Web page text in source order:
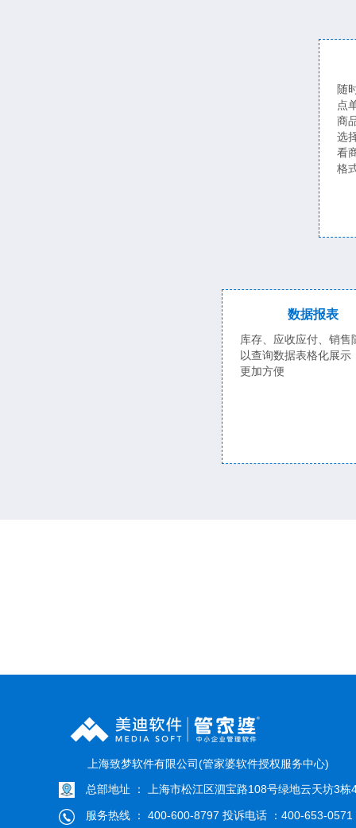
随
点
商
选
看
格
数据报表
库存、应收应付、销售
以查询数据表格化展示
更加方便
上海致梦软件有限公司(管家婆软件授权服务中心)
总部地址 ： 上海市松江区泗宝路108号绿地云天坊3栋
服务热线 ： 400-600-8797 投诉电话 ：400-653-0571